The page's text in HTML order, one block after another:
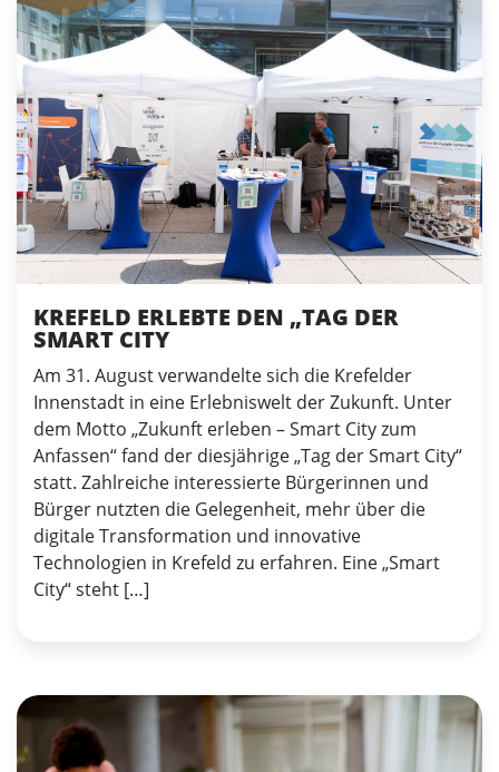
KREFELD ERLEBTE DEN „TAG DER
SMART CITY
Am 31. August verwandelte sich die Krefelder
Innenstadt in eine Erlebniswelt der Zukunft. Unter
dem Motto „Zukunft erleben – Smart City zum
Anfassen“ fand der diesjährige „Tag der Smart City“
statt. Zahlreiche interessierte Bürgerinnen und
Bürger nutzten die Gelegenheit, mehr über die
digitale Transformation und innovative
Technologien in Krefeld zu erfahren. Eine „Smart
City“ steht […]